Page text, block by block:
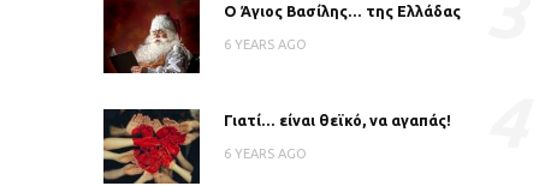
Ο Άγιος Βασίλης… της Ελλάδας
6 YEARS AGO
Γιατί… είναι θεϊκό, να αγαπάς!
6 YEARS AGO